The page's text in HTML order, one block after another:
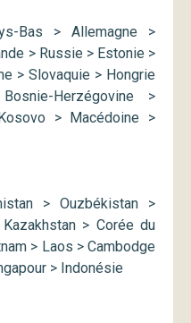
Bas > Allemagne >
> Russie > Estonie >
> Slovaquie > Hongrie
Herzégovine >
> Macédoine >
> Ouzbékistan >
> Corée du
> Laos > Cambodge
> Indonésie